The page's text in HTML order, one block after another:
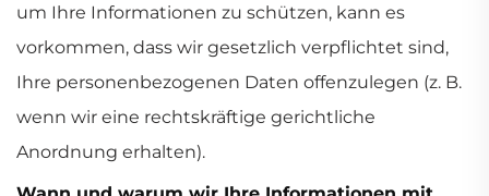
um Ihre Informationen zu schützen, kann es
vorkommen, dass wir gesetzlich verpflichtet sind,
Ihre personenbezogenen Daten offenzulegen (z. B.
wenn wir eine rechtskräftige gerichtliche
Anordnung erhalten).